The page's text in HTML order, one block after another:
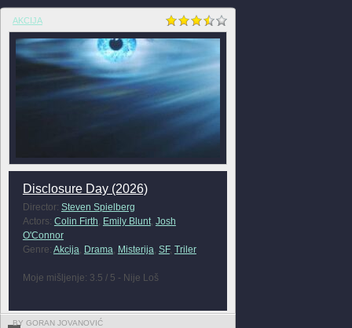
AKCIJA
Disclosure Day (2026)
Director: Steven Spielberg
Actors: Colin Firth Emily Blunt, Josh
O'Connor
Genre: Akcija Drama Misterija SF, Triler
Moje mišljenje: 3.5 / 5 - Nije Loš
BY GORAN JOVANOVIĆ